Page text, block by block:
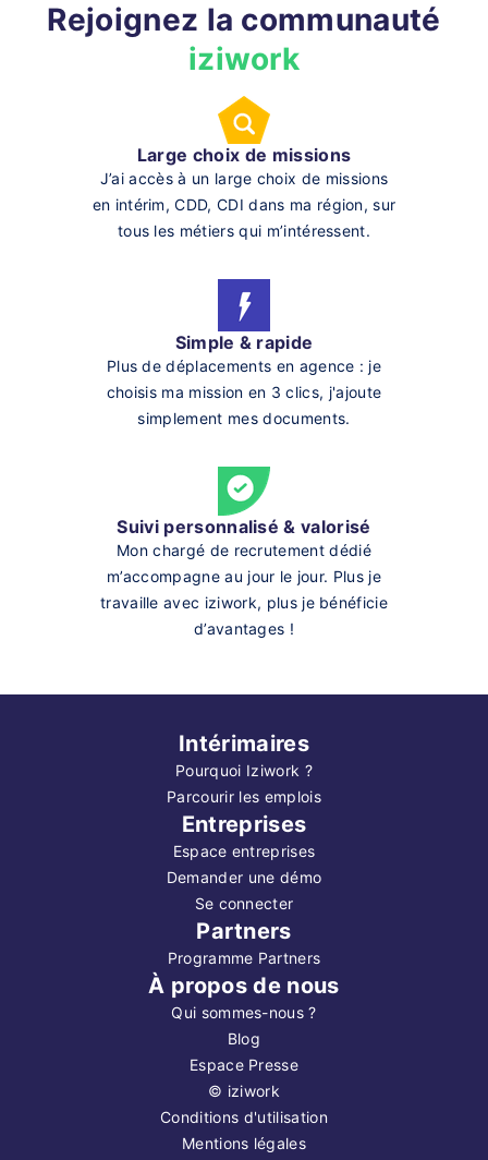
Rejoignez la communauté
iziwork
Large choix de missions
J’ai accès à un large choix de missions
en intérim, CDD, CDI dans ma région, sur
tous les métiers qui m’intéressent.
Simple & rapide
Plus de déplacements en agence : je
choisis ma mission en 3 clics, j'ajoute
simplement mes documents.
Suivi personnalisé & valorisé
Mon chargé de recrutement dédié
m’accompagne au jour le jour. Plus je
travaille avec iziwork, plus je bénéficie
d’avantages !
Intérimaires
Pourquoi Iziwork ?
Parcourir les emplois
Entreprises
Espace entreprises
Demander une démo
Se connecter
Partners
Programme Partners
À propos de nous
Qui sommes-nous ?
Blog
Espace Presse
© iziwork
Conditions d'utilisation
Mentions légales